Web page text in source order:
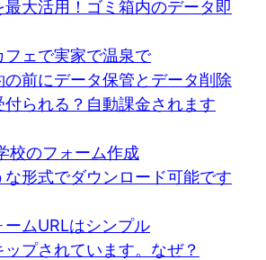
大活用！ゴミ箱内のデータ即
ェで実家で温泉で
の前にデータ保管とデータ削除
られる？自動課金されます
校のフォーム作成
な形式でダウンロード可能です
ームURLはシンプル
プされています。なぜ？